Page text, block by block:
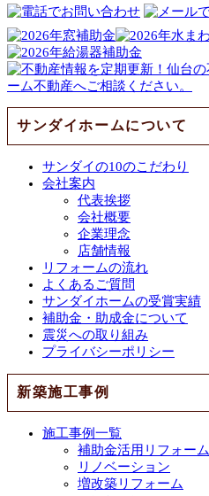
サンダイホームについて
サンダイの10のこだわり
会社案内
代表挨拶
会社概要
企業理念
店舗情報
リフォームの流れ
よくあるご質問
サンダイホームの受賞実績
補助金・助成金について
震災への取り組み
プライバシーポリシー
新築施工事例
施工事例一覧
補助金活用リフォーム
リノベーション
増改築リフォーム